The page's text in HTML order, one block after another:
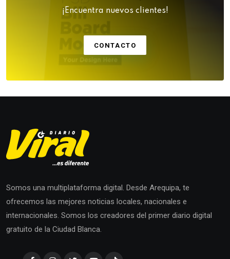
¡Encuentra nuevos clientes!
CONTACTO
Somos una multiplataforma digital. Desde Arequipa, te
ofrecemos las mejores noticias locales, nacionales e
internacionales. Somos los creadores del primer diario digital
gratuito de la Ciudad Blanca.